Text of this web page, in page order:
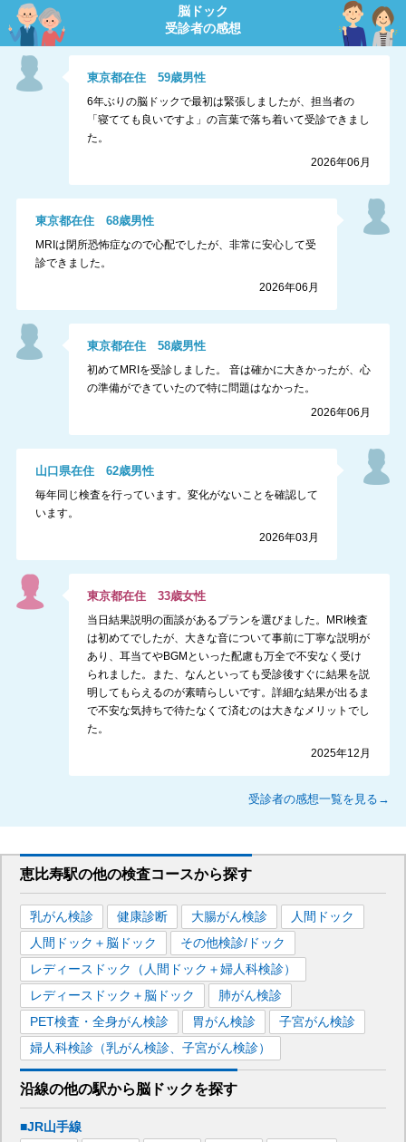
脳ドック
受診者の感想
東京都在住59歳男性
6年ぶりの脳ドックで最初は緊張しましたが、担当者の
「寝てても良いですよ」の言葉で落ち着いて受診できまし
た。
2026年06月
東京都在住 68歳男性
MRIは閉所恐怖症なので心配でしたが、非常に安心して受
診できました。
2026年06月
東京都在住58歳男性
初めてMRIを受診しました。 音は確かに大きかったが、心
の準備ができていたので特に問題はなかった。
2026年06月
山口県在住 62歳男性
毎年同じ検査を行っています。変化がないことを確認して
います。
2026年03月
東京都在住33歳女性
当日結果説明の面談があるプランを選びました。MRI検査
は初めてでしたが、大きな音について事前に丁寧な説明が
あり、耳当てやBGMといった配慮も万全で不安なく受け
られました。また、なんといっても受診後すぐに結果を説
明してもらえるのが素晴らしいです。詳細な結果が出るま
で不安な気持ちで待たなくて済むのは大きなメリットでし
た。
2025年12月
受診者の感想一覧を見る→
恵比寿駅の他の検査コースから探す
乳がん検診 健康診断 大腸がん検診
人間ドック
人間ドック＋脳ドック
その他検診/ドック
レディースドック（人間ドック＋婦人科検診）
レディースドック＋脳ドック
肺がん検診
PET検査・全身がん検診
胃がん検診
子宮がん検診
婦人科検診（乳がん検診、子宮がん検診）
沿線の他の駅から脳ドックを探す
■JR山手線